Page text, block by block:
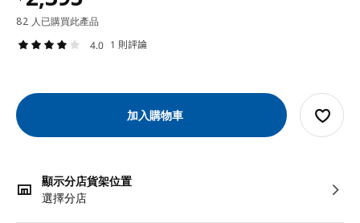
82 人已購買此產品
4.0 1 則評論
加入購物車
顯示分店貨架位置
選擇分店